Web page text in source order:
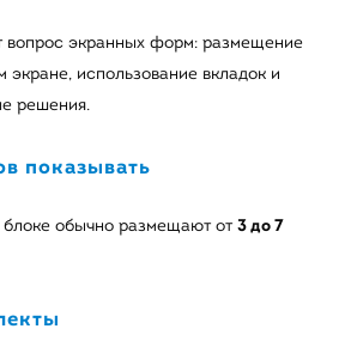
вопрос экранных форм: размещение
экране, использование вкладок и
решения.
показывать
обычно размещают от3 до 7